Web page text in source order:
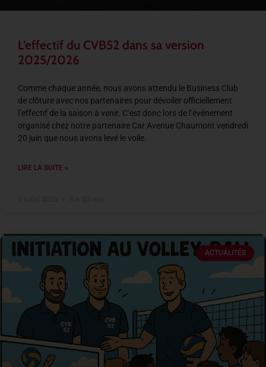
L’effectif du CVB52 dans sa version
2025/2026
Comme chaque année, nous avons attendu le Business Club
de clôture avec nos partenaires pour dévoiler officiellement
l’effectif de la saison à venir. C’est donc lors de l’événement
organisé chez notre partenaire Car Avenue Chaumont vendredi
20 juin que nous avons levé le voile.
LIRE LA SUITE »
ACTUALITÉS